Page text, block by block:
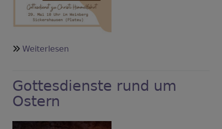
Weiterlesen
gemeinsamer
Gottesdienste rund um
Ostern